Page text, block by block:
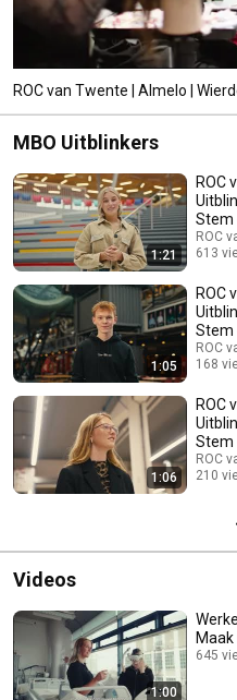
ROC van Twente | Almelo |
MBO Uitblinkers
1:21
ROC
Stem
ROC
613
1:05
ROC
Stem
ROC
168
1:06
ROC
Stem
ROC
210
Videos
1:00
645